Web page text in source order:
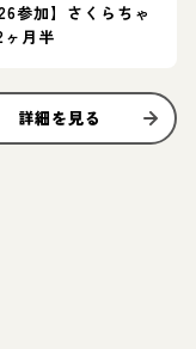
参加】さくらちゃ
月半
詳細を見る